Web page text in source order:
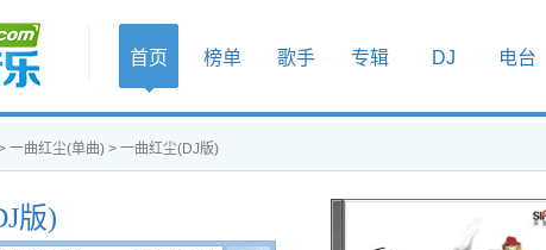
首页 榜单 歌手 专辑 DJ 电台
一曲红尘(单曲) > 一曲红尘(DJ版)
版)